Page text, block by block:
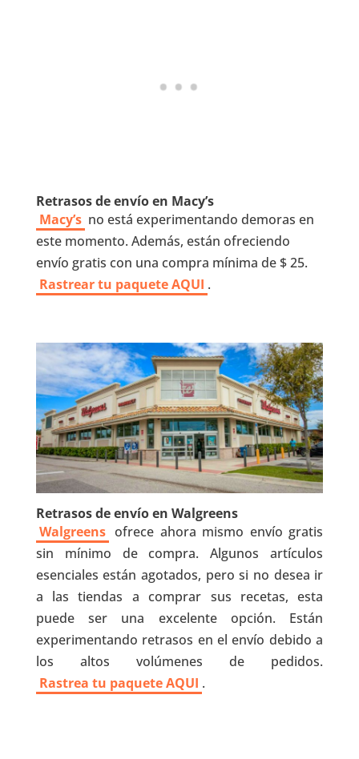
Retrasos de envío en Macy’s
Macy’s no está experimentando demoras en
este momento. Además, están ofreciendo
envío gratis con una compra mínima de $ 25.
Rastrear tu paquete AQUI .
Retrasos de envío en Walgreens
Walgreens ofrece ahora mismo envío gratis
sin mínimo de compra. Algunos artículos
esenciales están agotados, pero si no desea ir
a las tiendas a comprar sus recetas, esta
puede ser una excelente opción. Están
experimentando retrasos en el envío debido a
los altos volúmenes de pedidos.
Rastrea tu paquete AQUI .